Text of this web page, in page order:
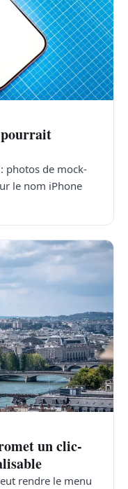
photos de mock-
le nom iPhone
un clic-
rendre le menu